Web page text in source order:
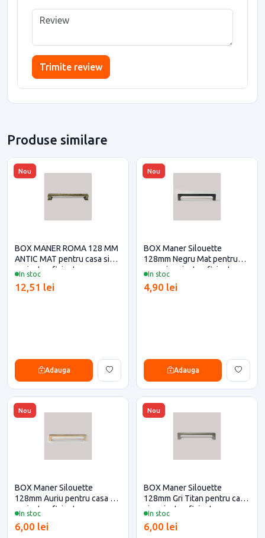
Trimite review
Produse similare
Nou
In stoc
BOX MANER ROMA 128 MM
ANTIC MAT pentru casa si
proiecte eficiente
12,51 lei
Adauga
Nou
In stoc
BOX Maner Silouette
128mm Negru Mat pentru
casa si proiecte eficiente
4,90 lei
Adauga
Nou
In stoc
BOX Maner Silouette
128mm Auriu pentru casa si
proiecte eficiente
6,00 lei
Nou
In stoc
BOX Maner Silouette
128mm Gri Titan pentru casa
si proiecte eficiente
6,00 lei